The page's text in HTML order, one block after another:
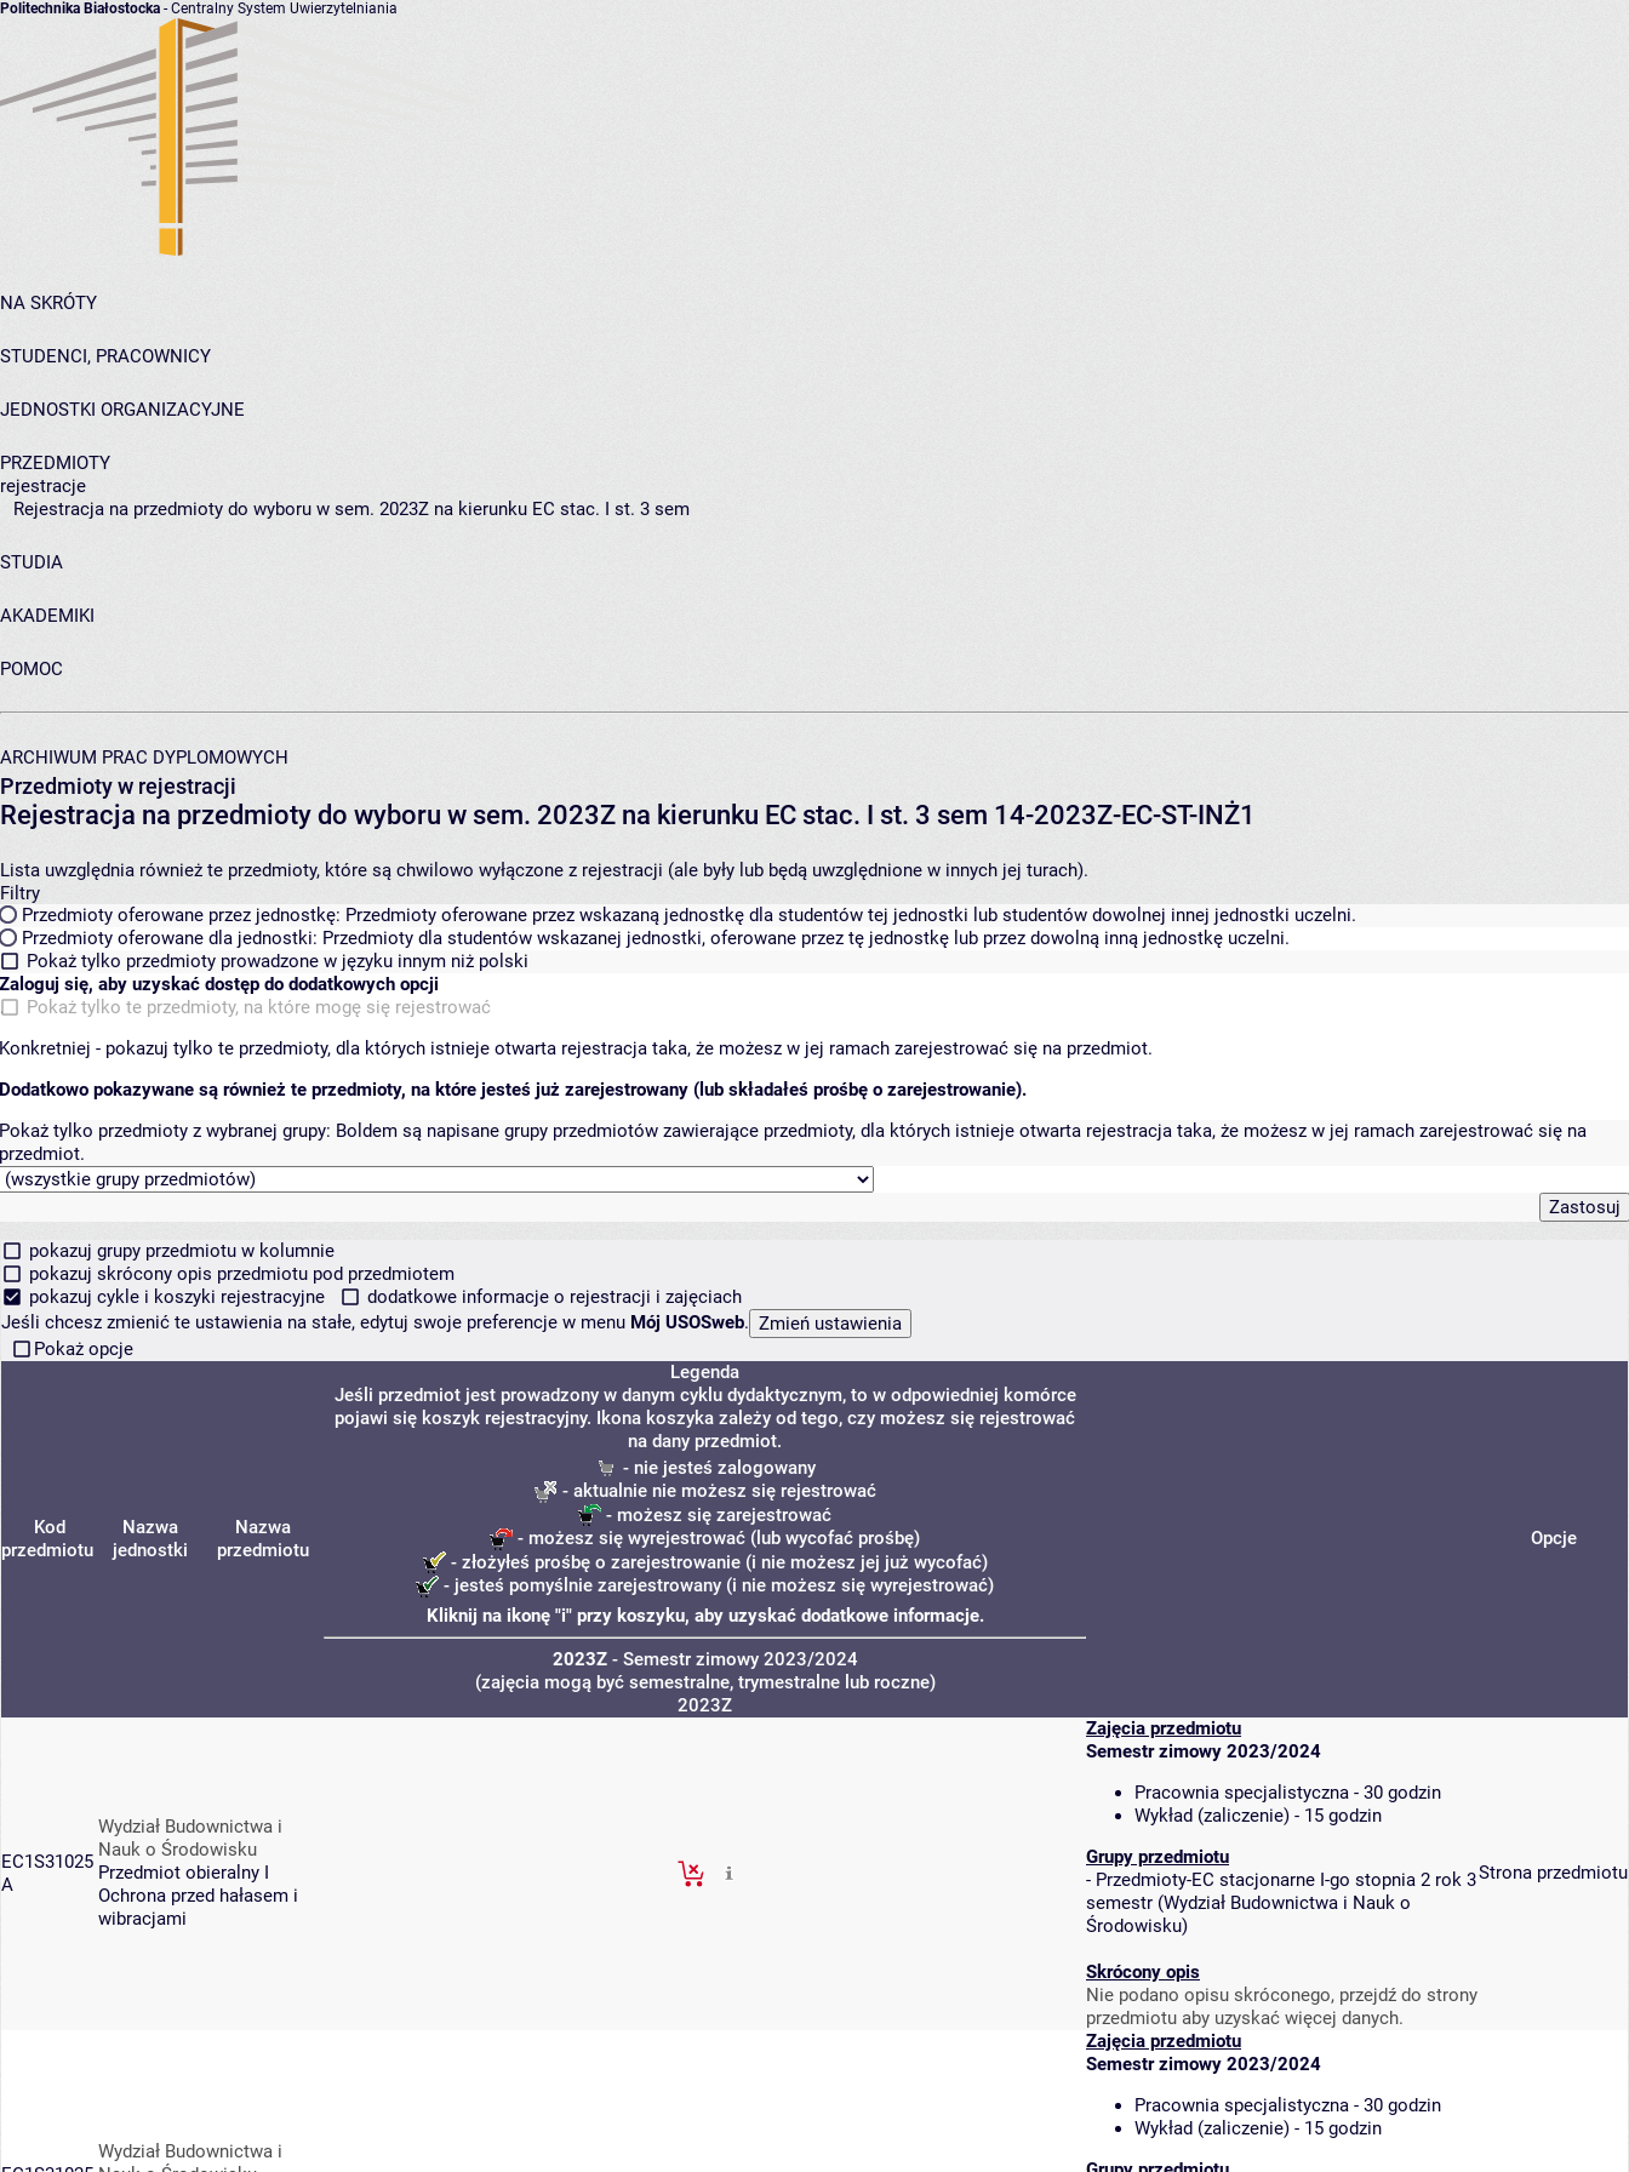
Politechnika Białostocka - Centralny System Uwierzytelniania
NA SKRÓTY
STUDENCI, PRACOWNICY
JEDNOSTKI ORGANIZACYJNE
PRZEDMIOTY
rejestracje
Rejestracja na przedmioty do wyboru w sem. 2023Z na kierunku EC stac. I st. 3 sem
STUDIA
AKADEMIKI
POMOC
ARCHIWUM PRAC DYPLOMOWYCH
Przedmioty w rejestracji
Rejestracja na przedmioty do wyboru w sem. 2023Z na kierunku EC stac. I st. 3 sem 14-2023Z-EC-ST-INŻ1
Lista uwzględnia również te przedmioty, które są chwilowo wyłączone z rejestracji (ale były lub będą uwzględnione w innych jej turach).
Filtry
Przedmioty oferowane przez jednostkę: Przedmioty oferowane przez wskazaną jednostkę dla studentów tej jednostki lub studentów dowolnej innej jednostki uczelni.
Przedmioty oferowane dla jednostki: Przedmioty dla studentów wskazanej jednostki, oferowane przez tę jednostkę lub przez dowolną inną jednostkę uczelni.
Pokaż tylko przedmioty prowadzone w języku innym niż polski
Zaloguj się, aby uzyskać dostęp do dodatkowych opcji
Pokaż tylko te przedmioty, na które mogę się rejestrować
Konkretniej - pokazuj tylko te przedmioty, dla których istnieje otwarta rejestracja taka, że możesz w jej ramach zarejestrować się na przedmiot.
Dodatkowo pokazywane są również te przedmioty, na które jesteś już zarejestrowany (lub składałeś prośbę o zarejestrowanie).
Pokaż tylko przedmioty z wybranej grupy: Boldem są napisane grupy przedmiotów zawierające przedmioty, dla których istnieje otwarta rejestracja taka, że możesz w jej ramach zarejestrować się na
przedmiot.
pokazuj grupy przedmiotu w kolumnie
pokazuj skrócony opis przedmiotu pod przedmiotem
pokazuj cykle i koszyki rejestracyjne
dodatkowe informacje o rejestracji i zajęciach
Jeśli chcesz zmienić te ustawienia na stałe, edytuj swoje preferencje w menu Mój USOSweb.
Pokaż opcje
Kod
przedmiotu
Nazwa
jednostki
Nazwa
przedmiotu
Legenda
Jeśli przedmiot jest prowadzony w danym cyklu dydaktycznym, to w odpowiedniej komórce
pojawi się koszyk rejestracyjny. Ikona koszyka zależy od tego, czy możesz się rejestrować
na dany przedmiot.
- nie jesteś zalogowany
- aktualnie nie możesz się rejestrować
- możesz się zarejestrować
- możesz się wyrejestrować (lub wycofać prośbę)
- złożyłeś prośbę o zarejestrowanie (i nie możesz jej już wycofać)
- jesteś pomyślnie zarejestrowany (i nie możesz się wyrejestrować)
Kliknij na ikonę "i" przy koszyku, aby uzyskać dodatkowe informacje.
2023Z- Semestr zimowy 2023/2024
(zajęcia mogą być semestralne, trymestralne lub roczne)
Opcje
2023Z
EC1S31025
A
Wydział Budownictwa i
Nauk o Środowisku
Przedmiot obieralny I
Ochrona przed hałasem i
wibracjami
Zajęcia przedmiotu
Semestr zimowy 2023/2024
Pracownia specjalistyczna - 30 godzin
Wykład (zaliczenie) - 15 godzin
Grupy przedmiotu
- Przedmioty-EC stacjonarne I-go stopnia 2 rok 3
semestr (Wydział Budownictwa i Nauk o
Środowisku)
Skrócony opis
Nie podano opisu skróconego, przejdź do strony
przedmiotu aby uzyskać więcej danych.
Strona przedmiotu
Wydział Budownictwa i
Zajęcia przedmiotu
Semestr zimowy 2023/2024
Pracownia specjalistyczna - 30 godzin
Wykład (zaliczenie) - 15 godzin